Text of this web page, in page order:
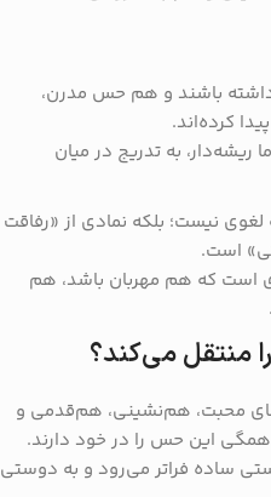
داشته باشند و هم حس مدرن،
کرده‌اند.
ریشه‌دار، به تدریج در میان
نیست؛ بلکه نمادی از «رفاقت
است.
است که هم مهربان باشد، هم
منتقل می‌کند؟
محبت، هم‌نشینی، هم‌قدمی و
همگی این حس را در خود دارند.
ساده فراتر می‌رود و به دوستی